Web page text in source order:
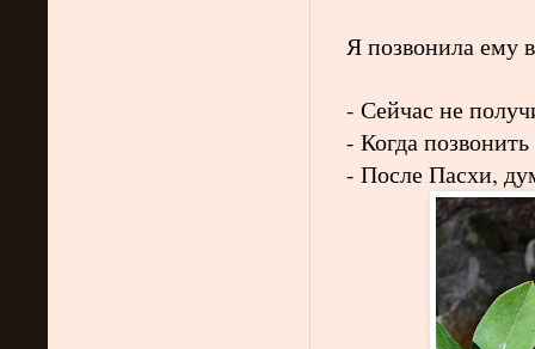
Я позвонила ему
- Сейчас не
- Когда позвонить
- После Пасхи,